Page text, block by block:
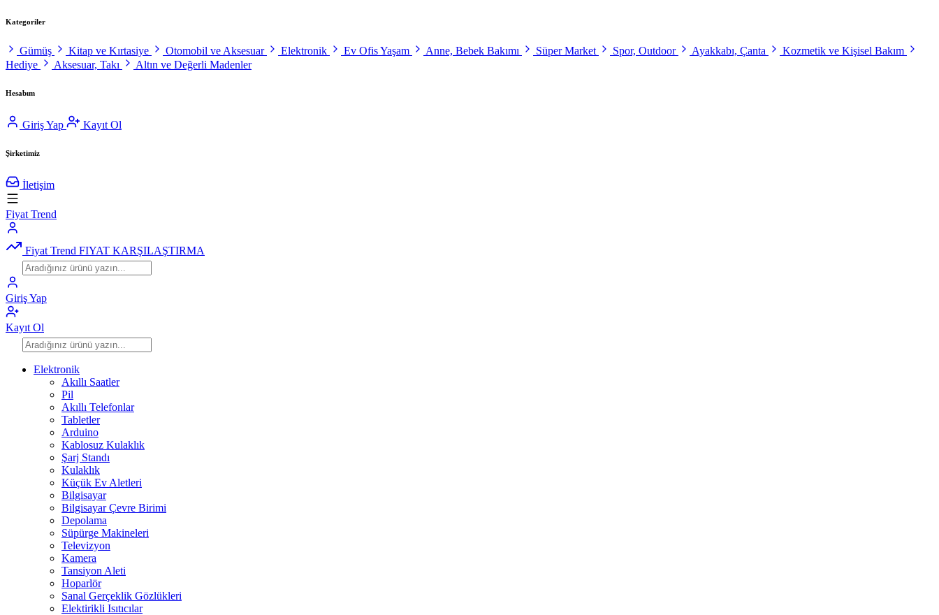
Kategoriler
Gümüş Kitap ve Kırtasiye Otomobil ve Aksesuar Elektronik Ev Ofis Yaşam Anne, Bebek Bakımı Süper Market Spor, Outdoor Ayakkabı, Çanta
Kozmetik ve Kişisel Bakım
Hediye
Aksesuar, Takı Altın ve Değerli Madenler
Hesabım
Giriş Yap Kayıt Ol
Şirketimiz
İletişim
Fiyat Trend
Fiyat Trend FIYAT KARŞILAŞTIRMA
Giriş Yap
Kayıt Ol
Elektronik
Akıllı Saatler
Pil
Akıllı Telefonlar
Tabletler
Arduino
Kablosuz Kulaklık
Şarj Standı
Kulaklık
Küçük Ev Aletleri
Bilgisayar
Bilgisayar Çevre Birimi
Depolama
Süpürge Makineleri
Televizyon
Kamera
Tansiyon Aleti
Hoparlör
Sanal Gerçeklik Gözlükleri
Elektirikli Isıtıcılar